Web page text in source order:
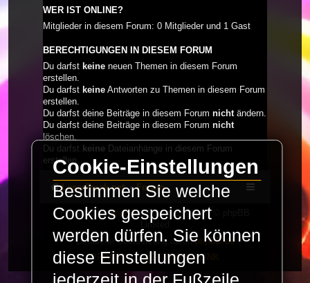
WER IST ONLINE?
Mitglieder in diesem Forum: 0 Mitglieder und 1 Gast
BERECHTIGUNGEN IN DIESEM FORUM
Du darfst keine neuen Themen in diesem Forum
erstellen.
Du darfst keine Antworten zu Themen in diesem Forum
erstellen.
Du darfst deine Beiträge in diesem Forum nicht ändern.
Du darfst deine Beiträge in diesem Forum nicht
löschen.
Du darfst keine Dateianhänge in diesem Forum
erstellen.
LaserFreak.net Forum
Powered byphpBB® Forum Software © phpBB
Limited
Deutsche Übersetzung durchphpBB.de
PRIVACY_LINK | TERMS_LINK
Cookie-Einstellungen
Bestimmen Sie welche
Cookies gespeichert
werden dürfen. Sie können
diese Einstellungen